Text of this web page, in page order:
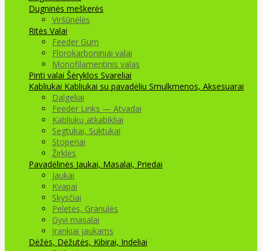
Dugninės meškerės
Viršūnėlės
Ritės Valai
Feeder Gum
Florokarboniniai valai
Monofilamentinis valas
Pinti valai Šėryklos Svareliai
Kabliukai Kabliukai su pavadėliu Smulkmenos, Aksesuarai
Dalgeliai
Feeder Links — Atvadai
Kabliukų atkabikliai
Segtukai, Suktukai
Stoperiai
Žirklės
Pavadėlinės Jaukai, Masalai, Priedai
Jaukai
Kvapai
Skysčiai
Peletės, Granulės
Gyvi masalai
Įrankiai jaukams
Dėžės, Dėžutės, Kibirai, Indeliai